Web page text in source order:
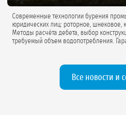
Современные технологии бурения
юридических лиц: роторное, шнековое, колонковое бурение.
Методы расчёта дебета, выбор
требуемый объем водопотребления.
Все новости и